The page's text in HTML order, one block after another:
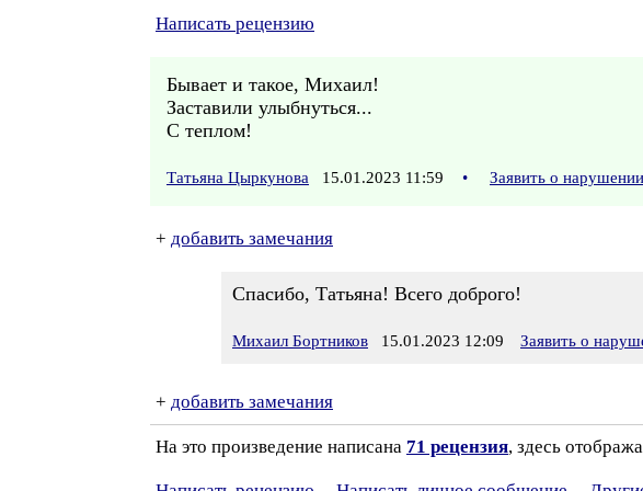
Написать рецензию
Бывает и такое, Михаил!
Заставили улыбнуться...
С теплом!
Татьяна Цыркунова 15.01.2023 11:59 • Заявить о нарушении
+ добавить замечания
Спасибо, Татьяна! Всего доброго!
Михаил Бортников 15.01.2023 12:09 Заявить о
+ добавить замечания
На это произведение написана 71 рецензия, здесь